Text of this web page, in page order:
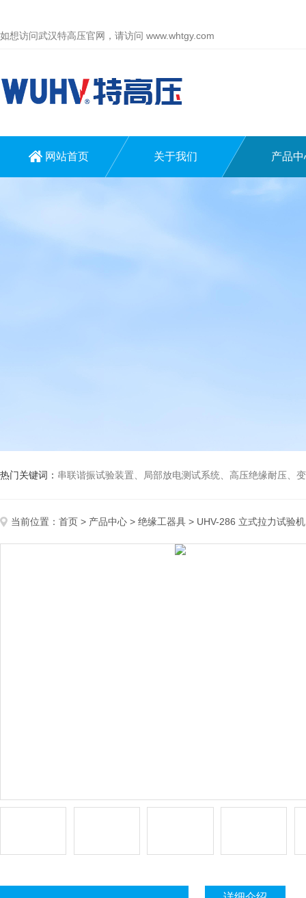
如想访问武汉特高压官网，请访问 www.whtgy.com
网站首页 关于我们 产品中
热门关键词： 串联谐振试验装置、局部放电测试系统、高压绝缘耐压、变
当前位置： 首页 > 产品中心 > 绝缘工器具 > UHV-286 立式拉力试验机